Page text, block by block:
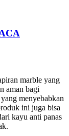
marble yang
aman bagi
menyebabkan
ini juga bisa
kayu anti panas